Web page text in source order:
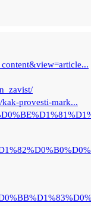
provesti-mark...